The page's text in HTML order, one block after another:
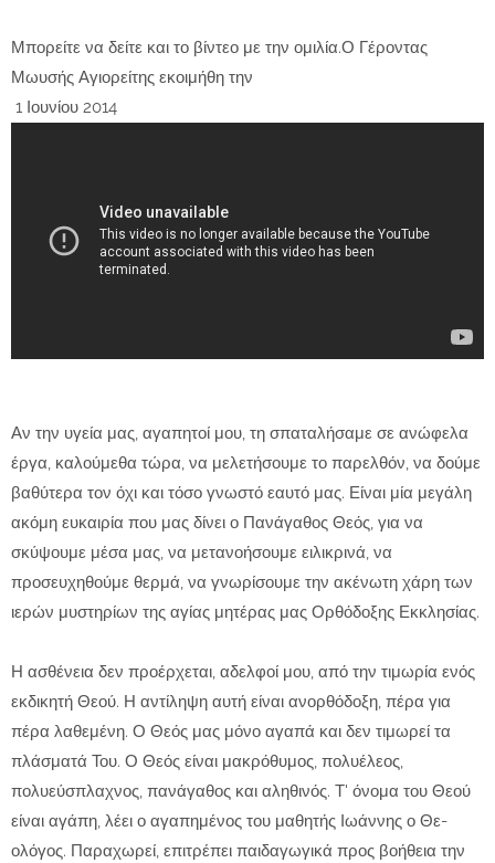
Μπορείτε να δείτε και το βίντεο με την ομιλία.Ο Γέροντας
Μωυσής Αγιορείτης εκοιμήθη την
1 Ιουνίου 2014
Αν την υγεία μας, αγαπητοί μου, τη σπαταλήσαμε σε ανώφελα
έργα, καλούμεθα τώρα, να μελετήσουμε το παρελθόν, να δούμε
βαθύτερα τον όχι και τόσο γνωστό εαυτό μας. Είναι μία μεγάλη
ακόμη ευκαιρία που μας δίνει ο Πανάγαθος Θεός, για να
σκύψουμε μέσα μας, να μετανοήσουμε ειλικρινά, να
προσευχηθού­με θερμά, να γνωρίσουμε την ακένωτη χάρη των
ιε­ρών μυστηρίων της αγίας μητέρας μας Ορθόδοξης Εκκλησίας.
Η ασθένεια δεν προέρχεται, αδελφοί μου, από την τιμωρία ενός
εκδικητή Θεού. Η αντίληψη αυτή είναι ανορθόδοξη, πέρα για
πέρα λαθεμένη. Ο Θεός μας μόνο αγαπά και δεν τιμωρεί τα
πλάσματά Του. Ο Θε­ός είναι μακρόθυμος, πολυέλεος,
πολυεύσπλαχνος, πανάγαθος και αληθινός. Τ' όνομα του Θεού
είναι α­γάπη, λέει ο αγαπημένος του μαθητής Ιωάννης ο Θε­
ολόγος. Παραχωρεί, επιτρέπει παιδαγωγικά προς βοή­θεια την